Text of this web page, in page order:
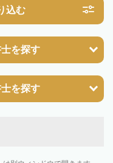
込む
を探す
を探す